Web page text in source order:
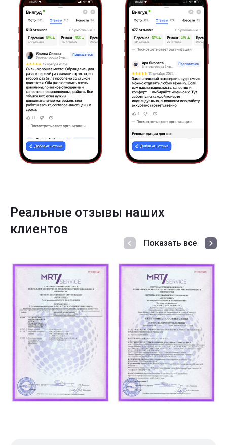
Реальные отзывы наших
клиентов
Показать все